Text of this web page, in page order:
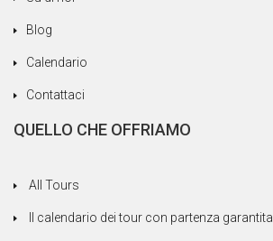
Blog
Calendario
Contattaci
QUELLO CHE OFFRIAMO
All Tours
Il calendario dei tour con partenza garantita